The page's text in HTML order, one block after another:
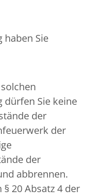
haben Sie
dürfen Sie keine
der
der
der
abbrennen.
20 Absatz 4 der